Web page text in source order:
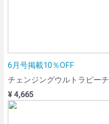
6月号掲載10％OFF
チェンジングウルトラピーチ
¥ 4,665